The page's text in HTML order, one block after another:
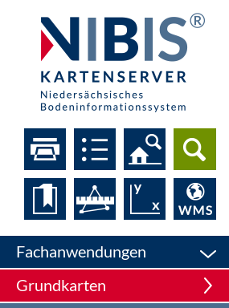
Fachanwendungen
Grundkarten